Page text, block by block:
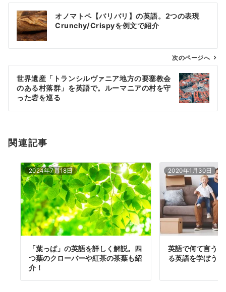
ン
オノマトペ【バリバリ】の英語。2つの表現
Crunchy/Crispyを例文で紹介
次のページへ
世界遺産「トランシルヴァニア地方の要塞教会
のある村落群」を英語で。ルーマニアの村を守
った砦を巡る
関連記事
2024年7月18日
「葉っぱ」の英語を詳しく解説。四
つ葉のクローバーや紅茶の茶葉も紹
介！
2020年1月30日
英語で何て言う
る英語を学ぼう！